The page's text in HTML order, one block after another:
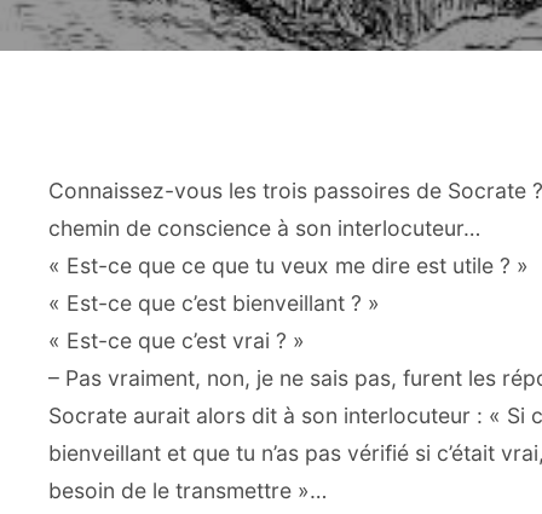
Connaissez-vous les trois passoires de Socrate
chemin de conscience à son interlocuteur…
« Est-ce que ce que tu veux me dire est utile ? »
« Est-ce que c’est bienveillant ? »
« Est-ce que c’est vrai ? »
– Pas vraiment, non, je ne sais pas, furent les
Socrate aurait alors dit à son interlocuteur : « Si
bienveillant et que tu n’as pas vérifié si c’était
besoin de le transmettre »…